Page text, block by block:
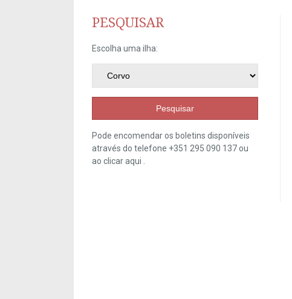
PESQUISAR
Escolha uma ilha:
Pesquisar
Pode encomendar os boletins disponíveis
através do telefone +351 295 090 137 ou
ao clicaraqui